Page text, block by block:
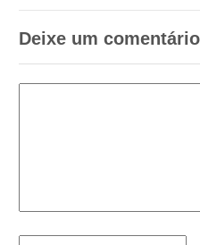
Deixe um comentário